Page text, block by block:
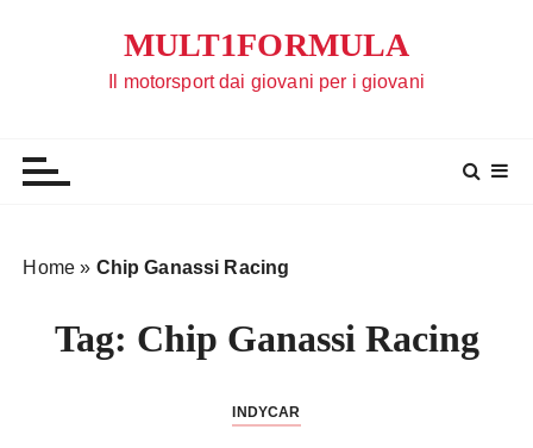
MULT1FORMULA
Il motorsport dai giovani per i giovani
Home » Chip Ganassi Racing
Tag: Chip Ganassi Racing
INDYCAR